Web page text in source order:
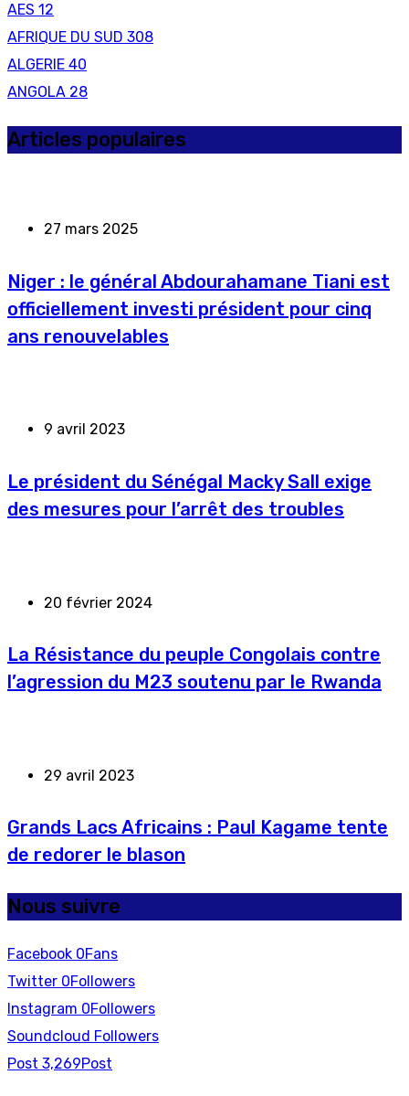
AES 12
AFRIQUE DU SUD 308
ALGERIE 40
ANGOLA 28
Articles populaires
27 mars 2025
Niger : le général Abdourahamane Tiani est
officiellement investi président pour cinq
ans renouvelables
9 avril 2023
Le président du Sénégal Macky Sall exige
des mesures pour l’arrêt des troubles
20 février 2024
La Résistance du peuple Congolais contre
l’agression du M23 soutenu par le Rwanda
29 avril 2023
Grands Lacs Africains : Paul Kagame tente
de redorer le blason
Nous suivre
Facebook 0Fans
Twitter 0Followers
Instagram 0Followers
Soundcloud Followers
Post 3,269Post